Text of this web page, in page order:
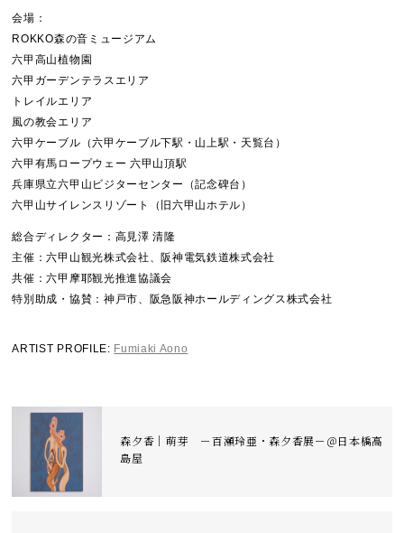
会場：
ROKKO森の音ミュージアム
六甲高山植物園
六甲ガーデンテラスエリア
トレイルエリア
風の教会エリア
六甲ケーブル（六甲ケーブル下駅・山上駅・天覧台）
六甲有馬ロープウェー 六甲山頂駅
兵庫県立六甲山ビジターセンター（記念碑台）
六甲山サイレンスリゾート（旧六甲山ホテル）
総合ディレクター：高見澤 清隆
主催：六甲山観光株式会社、阪神電気鉄道株式会社
共催：六甲摩耶観光推進協議会
特別助成・協賛：神戸市、阪急阪神ホールディングス株式会社
ARTIST PROFILE: Fumiaki Aono
森夕香｜萌芽 －百瀬玲亜・森夕香展－＠日本橋高
島屋